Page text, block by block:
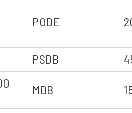
PODE
PSDB
MDB